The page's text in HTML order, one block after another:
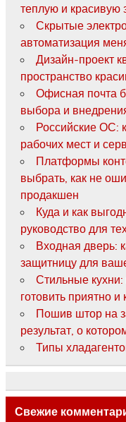
теплую и красивую
Скрытые
автоматизация
Дизайн-проект
пространство
Офисная почта
выбора и
Российские ОС:
рабочих мест и
Платформы
выбрать, как не
продакшен
Куда и как
руководство для
Входная дверь:
защитницу для
Стильные кухни:
готовить приятно и
Пошив штор на
результат, о
Типы
Свежие